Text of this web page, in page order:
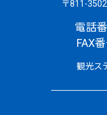
〒811-
電話
FAX
観光ス